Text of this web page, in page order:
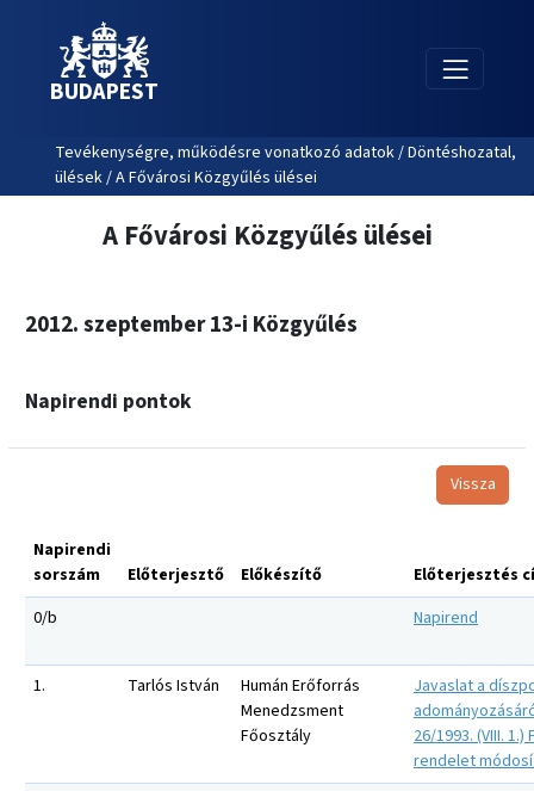
BUDAPEST
Tevékenységre, működésre vonatkozó adatok / Döntéshozatal,
ülések / A Fővárosi Közgyűlés ülései
A Fővárosi Közgyűlés ülései
2012. szeptember 13-i Közgyűlés
Napirendi pontok
Vissza
Napirendi
sorszám
Előterjesztő Előkészítő
Előterjesztés
0/b
Napirend
1. Tarlós István
Humán Erőforrás
Menedzsment
Főosztály
Javaslat a
26/1993. (VIII. 1.)
rendelet